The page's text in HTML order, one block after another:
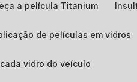
a película Titanium
de películas em vidros
vidro do veículo